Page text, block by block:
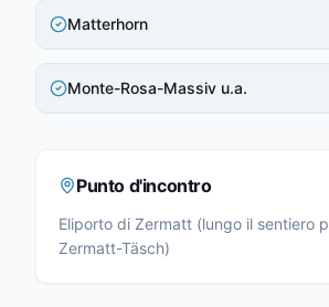
Matterhorn
Monte-Rosa-Massiv u.a.
Punto d'incontro
Eliporto di Zermatt (lungo il sentiero
Zermatt-Täsch)